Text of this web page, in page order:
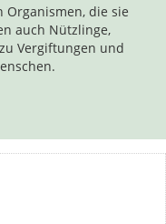
die sie
auch Nützlinge,
Vergiftungen und